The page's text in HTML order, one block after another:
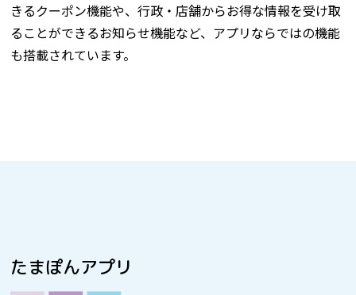
きるクーポン機能や、行政・店舗からお得な情報を受け取
ることができるお知らせ機能など、アプリならではの機能
も搭載されています。
たまぽんアプリ